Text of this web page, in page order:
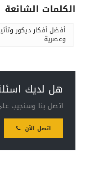
الكلمات الشائعة
أفضل أفكار ديكور
وعصرية
هل لديك
اتصل بنا وسنجيب
اتصل الآن